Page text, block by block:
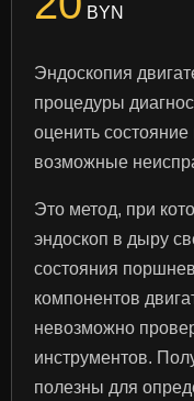
BYN
Эндоскопия
процедуры
оценить
возможные
Это метод, при
эндоскоп в дыру
состояния
компонентов
невозможно
инструментов.
полезны для